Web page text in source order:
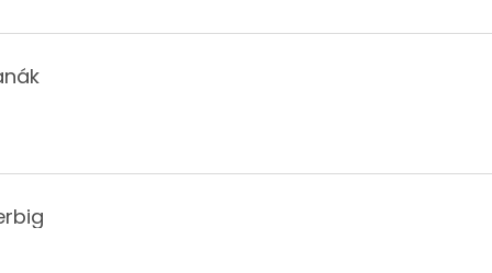
je 5 z 5 hvězdiček.
je 5 z 5 hvězdiček.